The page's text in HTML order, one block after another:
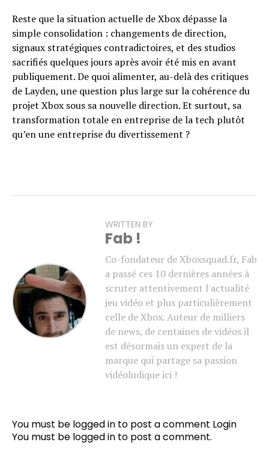
Reste que la situation actuelle de Xbox dépasse la
simple consolidation : changements de direction,
signaux stratégiques contradictoires, et des studios
sacrifiés quelques jours après avoir été mis en avant
publiquement. De quoi alimenter, au-delà des critiques
de Layden, une question plus large sur la cohérence du
projet Xbox sous sa nouvelle direction. Et surtout, sa
transformation totale en entreprise de la tech plutôt
qu’en une entreprise du divertissement ?
WRITTEN BY
Fab !
Co-fondateur de Xboxsquad.fr, Fab
a passé ces 10 dernières années à
scruter attentivement l'actualité
jeu vidéo et plus particulièrement
celle de Xbox. Auteur de milliers
de news, de centaines de vidéos il
est désormais un expert de la
marque qui partage sa passion
vidéoludique ici !
You must be logged in to post a comment Login
You must be logged in to post a comment.